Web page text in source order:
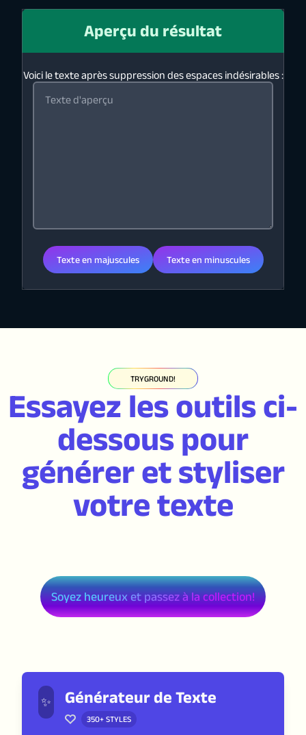
Aperçu du résultat
Voici le texte après suppression des espaces indésirables :
Texte en majuscules Texte en minuscules
TRYGROUND!
Essayez les outils ci-
dessous pour
générer et styliser
votre texte
Soyez heureux et passez à la collection!
✨ Générateur de Texte
350+ STYLES